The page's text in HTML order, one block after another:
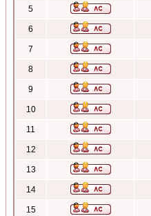
5
6
7
8
9
10
11
12
13
14
15